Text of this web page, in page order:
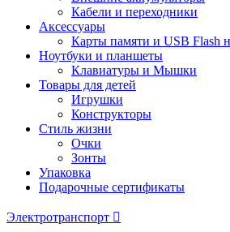
Кабели и переходники
Аксессуары
Карты памяти и USB Flash
Ноутбуки и планшеты
Клавиатуры и Мышки
Товары для детей
Игрушки
Конструкторы
Стиль жизни
Очки
Зонты
Упаковка
Подарочные сертификаты
Электротранспорт